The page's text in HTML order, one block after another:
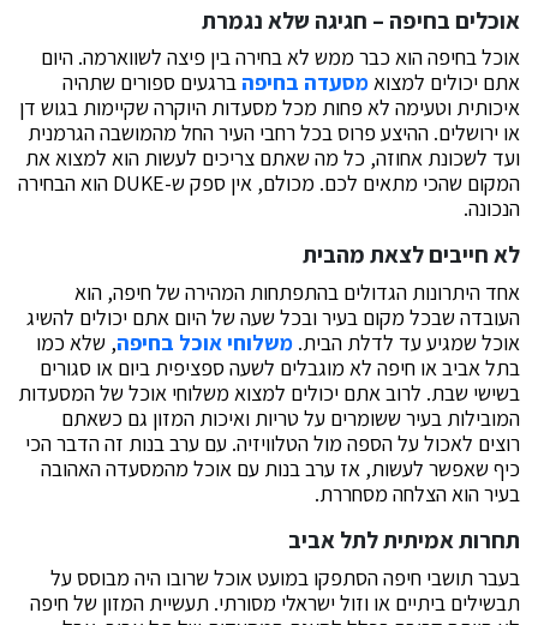
אוכלים בחיפה – חגיגה שלא נגמרת
אוכל בחיפה הוא כבר ממש לא בחירה בין פיצה לשווארמה. היום
אתם יכולים למצואמסעדה בחיפהברגעים ספורים שתהיה
איכותית וטעימה לא פחות מכל מסעדות היוקרה שקיימות בגוש דן
או ירושלים. ההיצע פרוס בכל רחבי העיר החל מהמושבה הגרמנית
ועד לשכונת אחוזה, כל מה שאתם צריכים לעשות הוא למצוא את
המקום שהכי מתאים לכם. מכולם, אין ספק ש-DUKE הוא הבחירה
הנכונה.
לא חייבים לצאת מהבית
אחד היתרונות הגדולים בהתפתחות המהירה של חיפה, הוא
העובדה שבכל מקום בעיר ובכל שעה של היום אתם יכולים להשיג
אוכל שמגיע עד לדלת הבית. משלוחי אוכל בחיפה, שלא כמו
בתל אביב או חיפה לא מוגבלים לשעה ספציפית ביום או סגורים
בשישי שבת. לרוב אתם יכולים למצוא משלוחי אוכל של המסעדות
המובילות בעיר ששומרים על טריות ואיכות המזון גם כשאתם
רוצים לאכול על הספה מול הטלוויזיה. עם ערב בנות זה הדבר הכי
כיף שאפשר לעשות, אז ערב בנות עם אוכל מהמסעדה האהובה
בעיר הוא הצלחה מסחררת.
תחרות אמיתית לתל אביב
בעבר תושבי חיפה הסתפקו במועט אוכל שרובו היה מבוסס על
תבשילים ביתיים או וזול ישראלי מסורתי. תעשיית המזון של חיפה